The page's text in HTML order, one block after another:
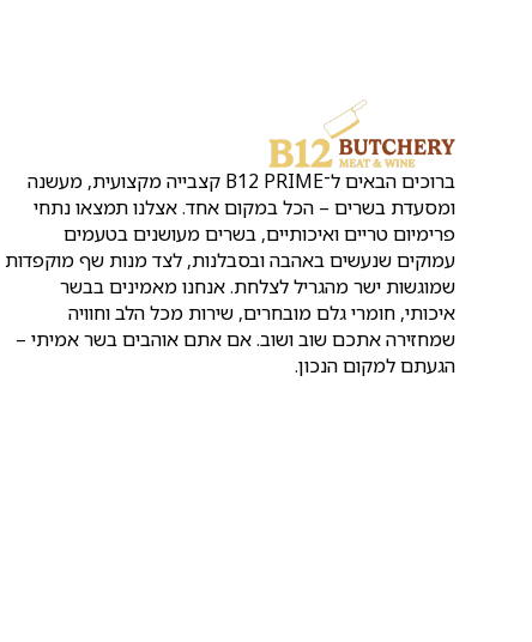
ברוכים הבאים ל־B12 PRIME קצבייה מקצועית, מעשנה
ומסעדת בשרים – הכל במקום אחד. אצלנו תמצאו נתחי
פרימיום טריים ואיכותיים, בשרים מעושנים בטעמים
עמוקים שנעשים באהבה ובסבלנות, לצד מנות שף מוקפדות
שמוגשות ישר מהגריל לצלחת. אנחנו מאמינים בבשר
איכותי, חומרי גלם מובחרים, שירות מכל הלב וחוויה
שמחזירה אתכם שוב ושוב. אם אתם אוהבים בשר אמיתי –
הגעתם למקום הנכון.